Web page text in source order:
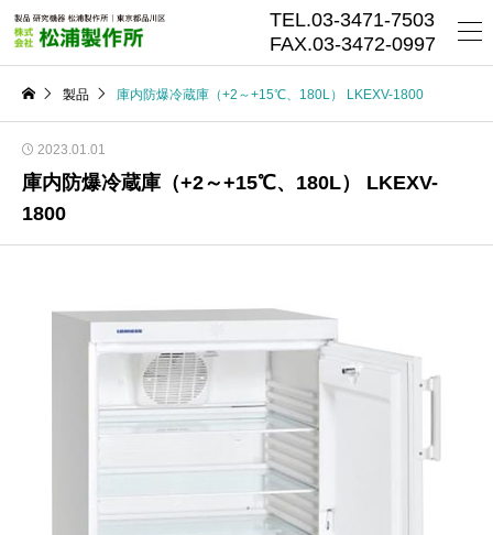
TEL.03-3471-7503
FAX.03-3472-0997
製品 庫内防爆冷蔵庫（+2～+15℃、180L） LKEXV-1800
2023.01.01
庫内防爆冷蔵庫（+2～+15℃、180L） LKEXV-
1800